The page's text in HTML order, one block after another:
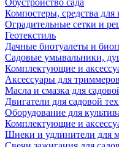
Обустройство сада
Компостеры, средства для
Оградительные сетки и
Геотекстиль
Дачные биотуалеты и
Садовые умывальники,
Комплектующие и
Аксессуары для триммеров
Масла и смазка для
Двигатели для садовой
Оборудование для
Комплектующие и
Шнеки и удлинители для